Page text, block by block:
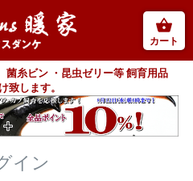
カート
菌糸ビン ・昆虫ゼリー等 飼育用品
致します。
イン